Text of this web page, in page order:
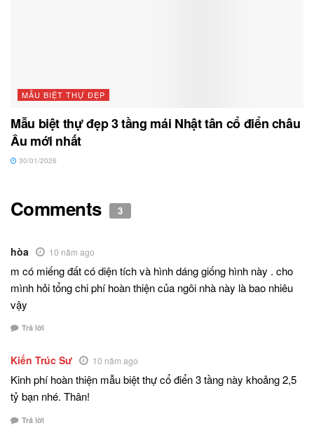
MẪU BIỆT THỰ ĐẸP
Mẫu biệt thự đẹp 3 tầng mái Nhật tân cổ điển châu
Âu mới nhất
30/01/2026
Comments 3
hòa 10 năm ago
m có miếng đất có diện tích và hình dáng giống hình này . cho
mình hỏi tổng chi phí hoàn thiện của ngôi nhà này là bao nhiêu
vậy
Trả lời
Kiến Trúc Sư 10 năm ago
Kinh phí hoàn thiện mẫu biệt thự cổ điển 3 tầng này khoảng 2,5
tỷ bạn nhé. Thân!
Trả lời